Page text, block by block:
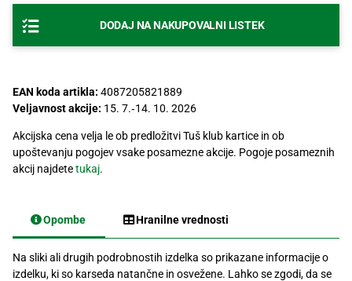
DODAJ NA NAKUPOVALNI LISTEK
EAN koda artikla: 4087205821889
Veljavnost akcije: 15. 7.‐14. 10. 2026
Akcijska cena velja le ob predložitvi Tuš klub kartice in ob
upoštevanju pogojev vsake posamezne akcije. Pogoje posameznih
akcij najdetetukaj.
Opombe Hranilne vrednosti
Na sliki ali drugih podrobnostih izdelka so prikazane informacije o
izdelku, ki so karseda natančne in osvežene. Lahko se zgodi, da se